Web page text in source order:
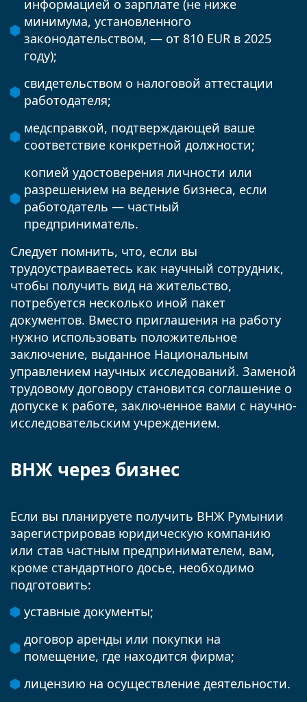
информацией о зарплате (не ниже
минимума, установленного
законодательством, — от 810 EUR в 2025
году);
свидетельством о налоговой аттестации
работодателя;
медсправкой, подтверждающей ваше
соответствие конкретной должности;
копией удостоверения личности или
разрешением на ведение бизнеса, если
работодатель — частный
предприниматель.
Следует помнить, что, если вы
трудоустраиваетесь как научный сотрудник,
чтобы получить вид на жительство,
потребуется несколько иной пакет
документов. Вместо приглашения на работу
нужно использовать положительное
заключение, выданное Национальным
управлением научных исследований. Заменой
трудовому договору становится соглашение о
допуске к работе, заключенное вами с научно-
исследовательским учреждением.
ВНЖ через бизнес
Если вы планируете получить ВНЖ Румынии
зарегистрировав юридическую компанию
или став частным предпринимателем, вам,
кроме стандартного досье, необходимо
подготовить:
уставные документы;
договор аренды или покупки на
помещение, где находится фирма;
лицензию на осуществление деятельности.